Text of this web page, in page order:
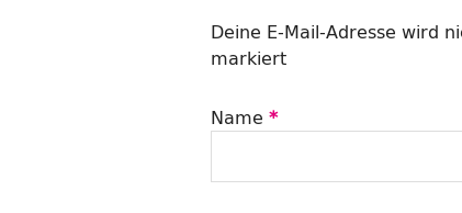
Deine E-Mail-Adresse wird
markiert
Name *